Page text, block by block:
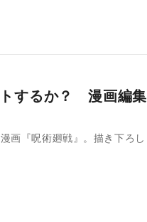
トするか？ 漫画編集
画『呪術廻戦』。描き下ろし